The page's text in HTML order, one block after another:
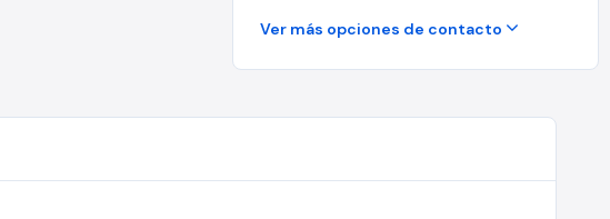
Ver más opciones de contacto